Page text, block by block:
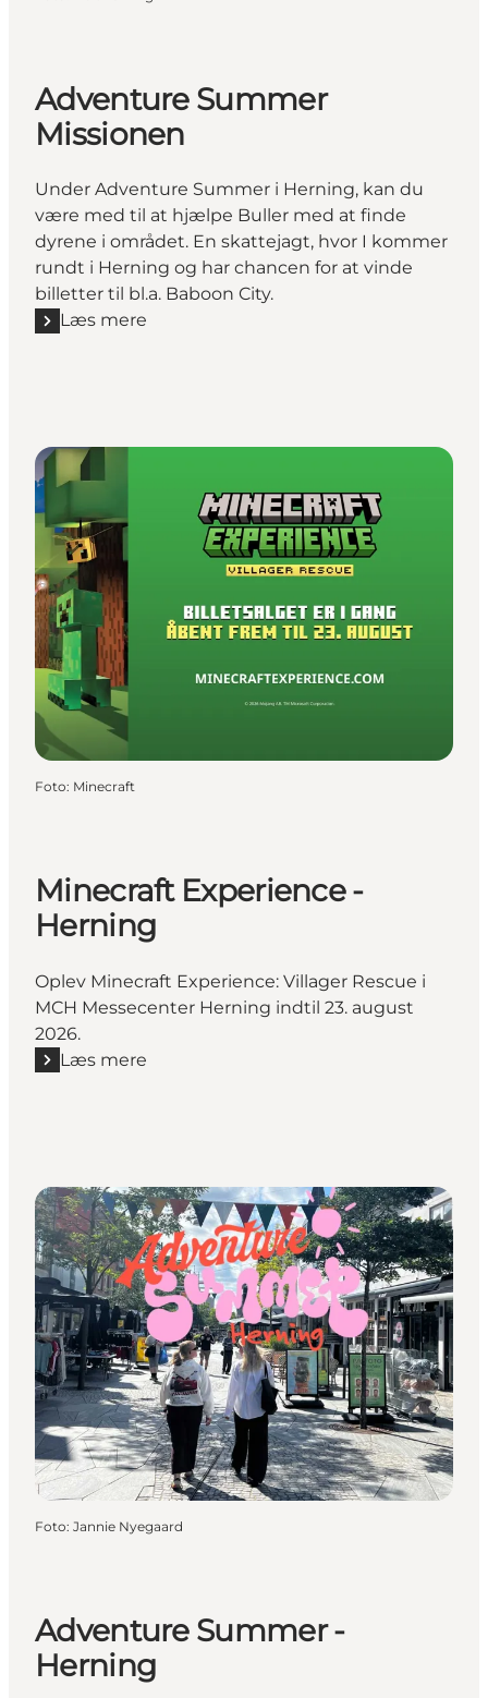
Adventure Summer
Missionen
Under Adventure Summer i Herning, kan du
være med til at hjælpe Buller med at finde
dyrene i området. En skattejagt, hvor I kommer
rundt i Herning og har chancen for at vinde
billetter til bl.a. Baboon City.
Læs mere
Læs mere "Adventure Summer Missionen"
Foto: Minecraft
Minecraft Experience -
Herning
Oplev Minecraft Experience: Villager Rescue i
MCH Messecenter Herning indtil 23. august
2026.
Læs mere
Læs mere "Minecraft Experience - Herning"
Foto: Jannie Nyegaard
Adventure Summer -
Herning